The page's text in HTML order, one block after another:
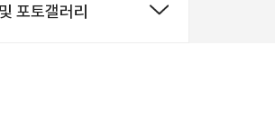
포토갤러리